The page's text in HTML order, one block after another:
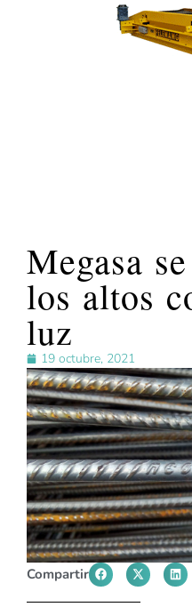
Megasa
los altos
luz
19 octubre, 2021
Compartir